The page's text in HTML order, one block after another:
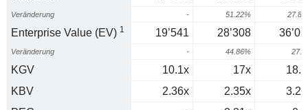
Veränderung - 51.22%
Enterprise Value (EV) 1 19’541 28’308
Veränderung - 44.86%
KGV 10.1x 17x
KBV
2.36x 2.35x